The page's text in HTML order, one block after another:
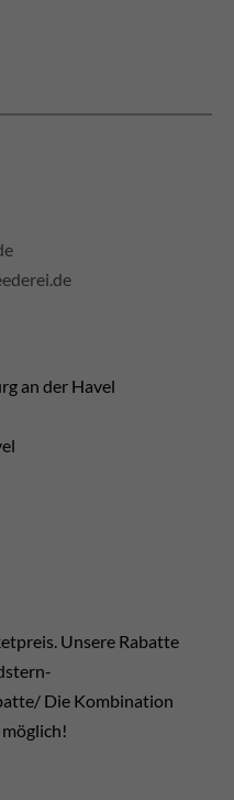
an der Havel
Unsere Rabatte
Die Kombination